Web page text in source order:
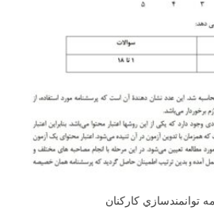
توانمندسازي كاركنان